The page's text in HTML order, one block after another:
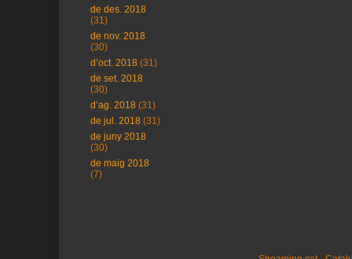
de des. 2018
(31)
de nov. 2018
(30)
d’oct. 2018 (31)
de set. 2018
(30)
d’ag. 2018 (31)
de jul. 2018 (31)
de juny 2018
(30)
de maig 2018
(7)